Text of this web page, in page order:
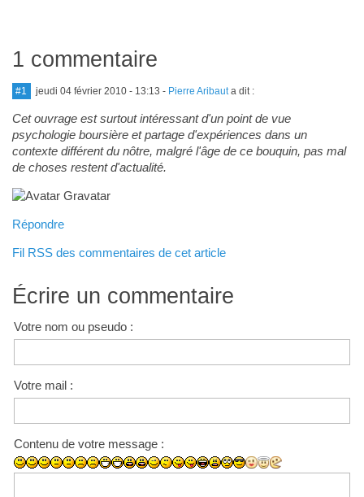
1 commentaire
#1 jeudi 04 février 2010 - 13:13 - Pierre Aribauta dit :
Cet ouvrage est surtout intéressant d'un point de vue
psychologie boursière et partage d'expériences dans un
contexte différent du nôtre, malgré l'âge de ce bouquin, pas mal
de choses restent d'actualité.
Répondre
Fil RSS des commentaires de cet article
Écrire un commentaire
Votre nom ou pseudo :
Votre mail :
Contenu de votre message :